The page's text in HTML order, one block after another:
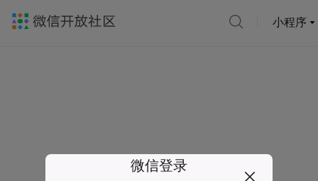
小程序
微信登录